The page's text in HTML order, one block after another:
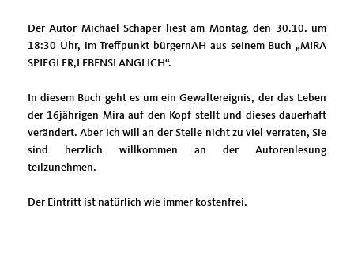
Der Autor Michael Schaper liest am Montag, den 30.10. um
18:30 Uhr, im Treffpunkt bürgernAH aus seinem Buch „MIRA
SPIEGLER,LEBENSLÄNGLICH“.
In diesem Buch geht es um ein Gewaltereignis, der das Leben
der 16jährigen Mira auf den Kopf stellt und dieses dauerhaft
verändert. Aber ich will an der Stelle nicht zu viel verraten, Sie
sind herzlich willkommen an der Autorenlesung
teilzunehmen.
Der Eintritt ist natürlich wie immer kostenfrei.